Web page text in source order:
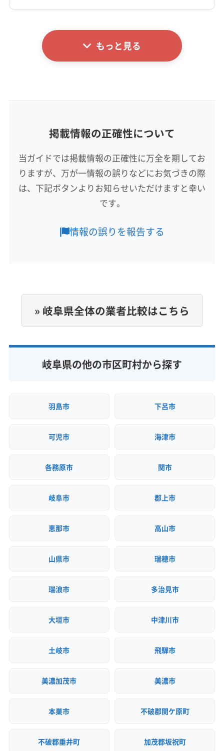
(愛知県) 瀬戸市
(愛知県) 西春日井郡豊山町
(愛知県) 丹羽郡大口町
(愛知県) 丹羽郡扶桑町
(愛知県) 長久手市
(愛知県) 尾張旭市
(愛知県) 名古屋市中区
(愛知県) 名古屋市中川区
(愛知県) 名古屋市東区
(愛知県) 名古屋市南区
(愛知県) 名古屋市熱田区
(愛知県) 名古屋市北区
(愛知県) 名古屋市名東区
(愛知県) 名古屋市緑区
なし
電話番号
非公開
基本情報
代表者名
恵那市 羽島市 可児市 海津市 各務原市
関市
岐阜市
山県市 瑞穂市 瑞浪市 多治見市
大垣市
土岐市
美濃加茂市 美濃市 本巣市
安八郡安八町
安八郡輪之内町
加茂郡川辺町
加茂郡東白川村
加茂郡白川町
(愛知県) 春日井市
(愛知県) 小牧市
(愛知県) 瀬戸市
(愛知県) 清須市
(愛知県) 北名古屋市 (愛知県) 弥富市
10:00〜18:00
電話番号
非公開
公式サイトなし
もっと見る
掲載情報の正確性について
当ガイドでは掲載情報の正確性に万全を期してお
りますが、万が一情報の誤りなどにお気づきの際
は、下記ボタンよりお知らせいただけますと幸い
です。
情報の誤りを報告する
» 岐阜県全体の業者比較はこちら
岐阜県の他の市区町村から探す
羽島市 下呂市
可児市 海津市
各務原市 関市
岐阜市 郡上市
恵那市 高山市
山県市 瑞穂市
瑞浪市 多治見市
大垣市 中津川市
土岐市 飛騨市
美濃加茂市 美濃市
本巣市 不破郡関ケ原町
不破郡垂井町 加茂郡坂祝町